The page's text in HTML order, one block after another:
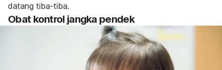
datang tiba-tiba.
Obat kontrol jangka pendek